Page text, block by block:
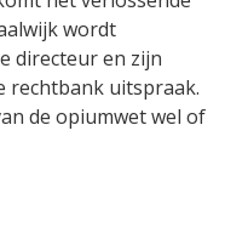
wordt
directeur en zijn
rechtbank uitspraak.
de opiumwet wel of